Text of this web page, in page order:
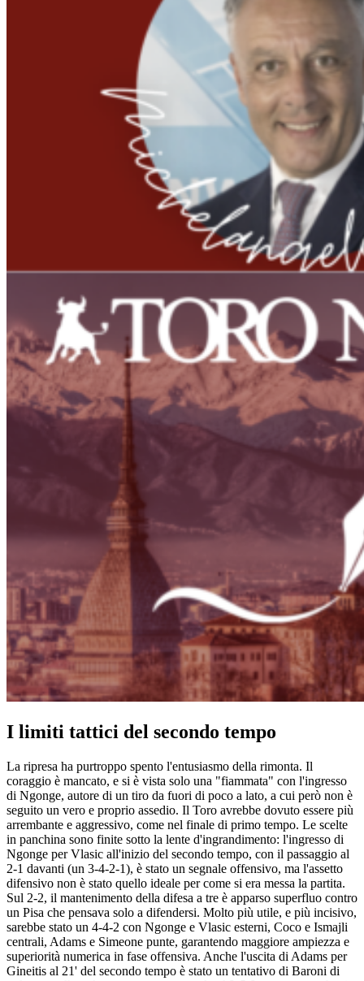
I limiti tattici del secondo tempo
La ripresa ha purtroppo spento l'entusiasmo della rimonta. Il
coraggio è mancato, e si è vista solo una "fiammata" con l'ingresso
di Ngonge, autore di un tiro da fuori di poco a lato, a cui però non è
seguito un vero e proprio assedio. Il Toro avrebbe dovuto essere più
arrembante e aggressivo, come nel finale di primo tempo. Le scelte
in panchina sono finite sotto la lente d'ingrandimento: l'ingresso di
Ngonge per Vlasic all'inizio del secondo tempo, con il passaggio al
2-1 davanti (un 3-4-2-1), è stato un segnale offensivo, ma l'assetto
difensivo non è stato quello ideale per come si era messa la partita.
Sul 2-2, il mantenimento della difesa a tre è apparso superfluo contro
un Pisa che pensava solo a difendersi. Molto più utile, e più incisivo,
sarebbe stato un 4-4-2 con Ngonge e Vlasic esterni, Coco e Ismajli
centrali, Adams e Simeone punte, garantendo maggiore ampiezza e
superiorità numerica in fase offensiva. Anche l'uscita di Adams per
Gineitis al 21' del secondo tempo è stato un tentativo di Baroni di